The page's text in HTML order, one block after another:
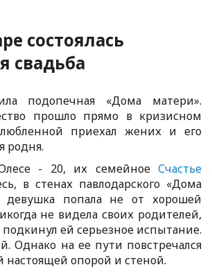
состоялась
свадьба
подопечная «Дома матери».
прошло прямо в кризисном
приехал жених и его
родня.
- 20, их семейное Счастье
в стенах павлодарского «Дома
девушка попала не от хорошей
не видела своих родителей,
ей серьезное испытание.
Однако на ее пути повстречался
опорой и стеной.